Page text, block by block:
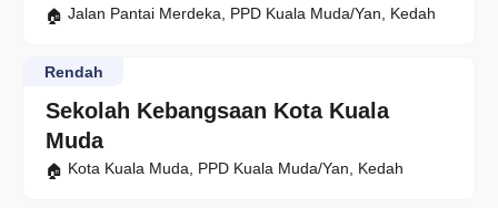
Jalan Pantai Merdeka, PPD Kuala Muda/Yan, Kedah
Sekolah Kebangsaan Kota Kuala
Muda
Rendah
Kota Kuala Muda, PPD Kuala Muda/Yan, Kedah